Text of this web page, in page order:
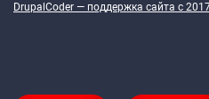
DrupalCoder — поддержка сайта c